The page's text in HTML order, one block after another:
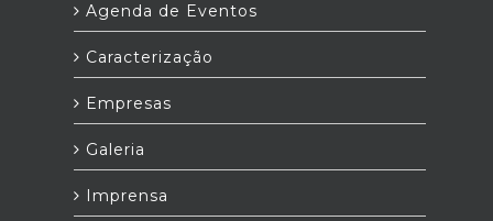
Agenda de Eventos
Caracterização
Empresas
Galeria
Imprensa